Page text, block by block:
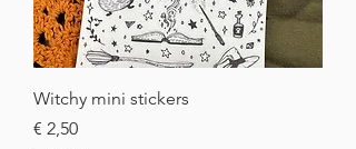
Witchy mini stickers
Prijs
€ 2,50